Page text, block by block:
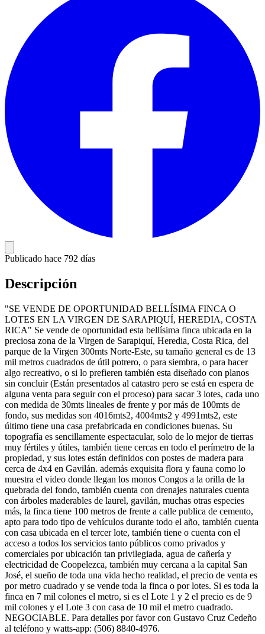
Publicado hace 792 días
Descripción
"SE VENDE DE OPORTUNIDAD BELLÍSIMA FINCA O
LOTES EN LA VIRGEN DE SARAPIQUÍ, HEREDIA, COSTA
RICA" Se vende de oportunidad esta bellísima finca ubicada en la
preciosa zona de la Virgen de Sarapiquí, Heredia, Costa Rica, del
parque de la Virgen 300mts Norte-Este, su tamaño general es de 13
mil metros cuadrados de útil potrero, o para siembra, o para hacer
algo recreativo, o si lo prefieren también esta diseñado con planos
sin concluir (Están presentados al catastro pero se está en espera de
alguna venta para seguir con el proceso) para sacar 3 lotes, cada uno
con medida de 30mts lineales de frente y por más de 100mts de
fondo, sus medidas son 4016mts2, 4004mts2 y 4991mts2, este
último tiene una casa prefabricada en condiciones buenas. Su
topografía es sencillamente espectacular, solo de lo mejor de tierras
muy fértiles y útiles, también tiene cercas en todo el perímetro de la
propiedad, y sus lotes están definidos con postes de madera para
cerca de 4x4 en Gavilán. además exquisita flora y fauna como lo
muestra el video donde llegan los monos Congos a la orilla de la
quebrada del fondo, también cuenta con drenajes naturales cuenta
con árboles maderables de laurel, gavilán, muchas otras especies
más, la finca tiene 100 metros de frente a calle publica de cemento,
apto para todo tipo de vehículos durante todo el año, también cuenta
con casa ubicada en el tercer lote, también tiene o cuenta con el
acceso a todos los servicios tanto públicos como privados y
comerciales por ubicación tan privilegiada, agua de cañería y
electricidad de Coopelezca, también muy cercana a la capital San
José, el sueño de toda una vida hecho realidad, el precio de venta es
por metro cuadrado y se vende toda la finca o por lotes. Si es toda la
finca en 7 mil colones el metro, si es el Lote 1 y 2 el precio es de 9
mil colones y el Lote 3 con casa de 10 mil el metro cuadrado.
NEGOCIABLE. Para detalles por favor con Gustavo Cruz Cedeño
al teléfono y watts-app: (506) 8840-4976.